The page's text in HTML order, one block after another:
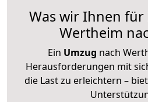
Was wir Ihnen
Wertheim
Ein Umzug nach
Herausforderungen mit
die Last zu erleichtern –